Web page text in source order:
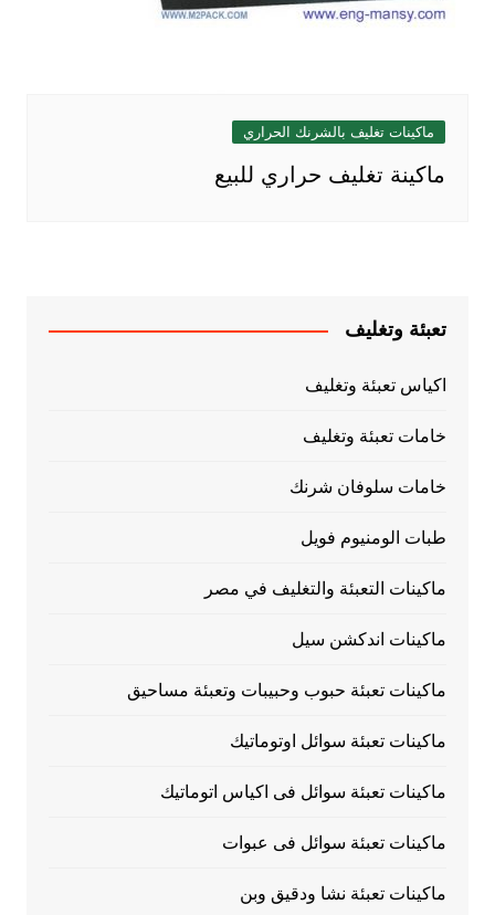
ماكينات تغليف بالشرنك الحراري
ماكينة تغليف حراري للبيع
تعبئة وتغليف
اكياس تعبئة وتغليف
خامات تعبئة وتغليف
خامات سلوفان شرنك
طبات الومنيوم فويل
ماكينات التعبئة والتغليف في مصر
ماكينات اندكشن سيل
ماكينات تعبئة حبوب وحبيبات وتعبئة مساحيق
ماكينات تعبئة سوائل اوتوماتيك
ماكينات تعبئة سوائل فى اكياس اتوماتيك
ماكينات تعبئة سوائل فى عبوات
ماكينات تعبئة نشا ودقيق وبن